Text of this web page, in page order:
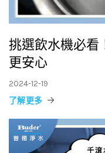
挑選飲水機必看
更安心
2024-12-19
了解更多